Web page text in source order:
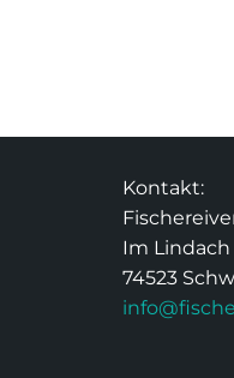
Kontakt:
Im Lindach
74523